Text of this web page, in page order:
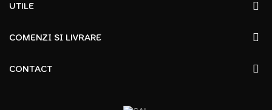
UTILE
COMENZI SI LIVRARE
CONTACT